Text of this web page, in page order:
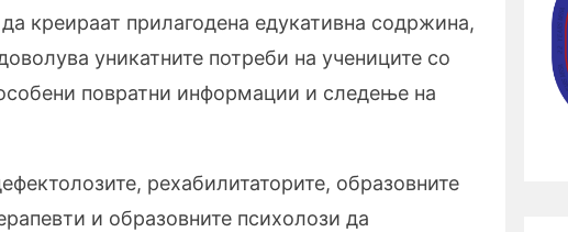
креираат прилагодена едукативна содржина,
уникатните потреби на учениците со
повратни информации и следење на
рехабилитаторите, образовните
и образовните психолози да